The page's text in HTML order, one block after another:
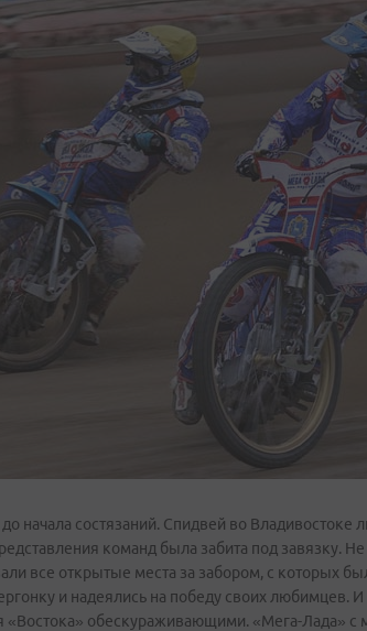
начала состязаний. Спидвей во Владивостоке
команд была забита под завязку.
все открытые места за забором, с которых
и надеялись на победу своих любимцев.
обескураживающими. «Мега­-Лада» с